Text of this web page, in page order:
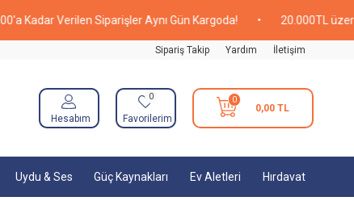
Kadar Verilen Siparişler Aynı Gün Kargoda! 20.000TL üzeri
Sipariş Takip Yardım İletişim
Hesabım
0
Favorilerim
0
0,00TL
Uydu & Ses Güç Kaynakları Ev Aletleri Hırdavat